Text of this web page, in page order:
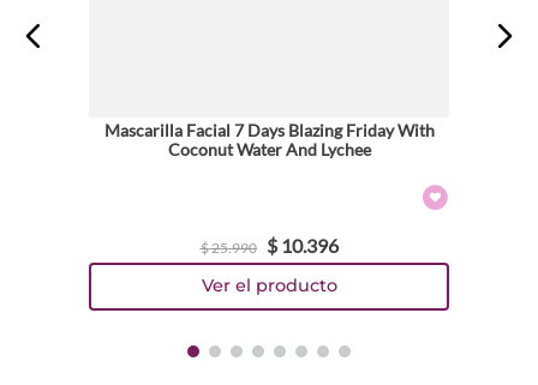
Mascarilla Facial 7 Days Blazing Friday With
Coconut Water And Lychee
$25.990 $ 10.396